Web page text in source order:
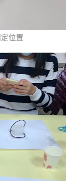
位置